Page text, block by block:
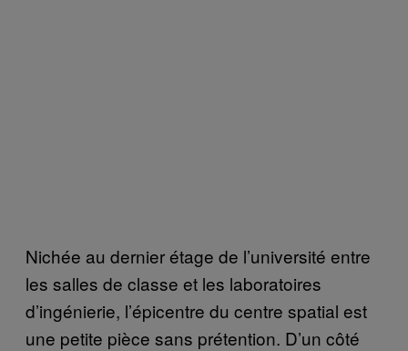
Nichée au dernier étage de l’université entre
les salles de classe et les laboratoires
d’ingénierie, l’épicentre du centre spatial est
une petite pièce sans prétention. D’un côté